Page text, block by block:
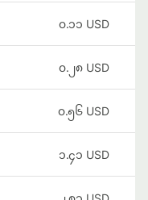
၀.၁၁ USD
၀.၂၈ USD
၀.၅၆ USD
၁.၄၁ USD